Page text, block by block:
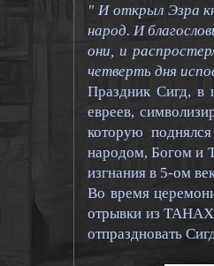
" И открыл Эзра
народ. И
они, и
четверть дня
Праздник Сигд, в
евреев,
которую
народом, Богом и
изгнания в 5-ом
Во время
отрывки из
отпраздновать